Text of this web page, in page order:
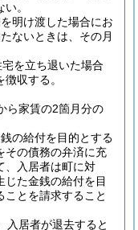
。
明け渡した場合にお
ないときは、その月
を立ち退いた場合
収する。
ら家賃の2箇月分の
の給付を目的とする
その債務の弁済に充
、入居者は町に対
じた金銭の給付を目
ことを請求すること
入居者が退去すると